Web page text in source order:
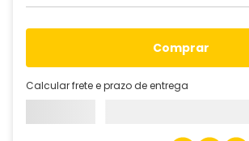
comprar
Calcular frete e prazo de entrega